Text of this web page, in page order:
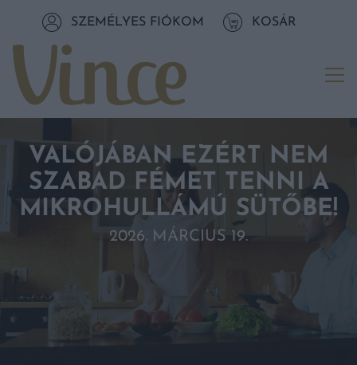
Tovább a tartalomhozSZEMÉLYES FIÓKOM KOSÁR
VALÓJÁBAN EZÉRT NEM
SZABAD FÉMET TENNI A
MIKROHULLÁMÚ SÜTŐBE!
2026. MÁRCIUS 19.